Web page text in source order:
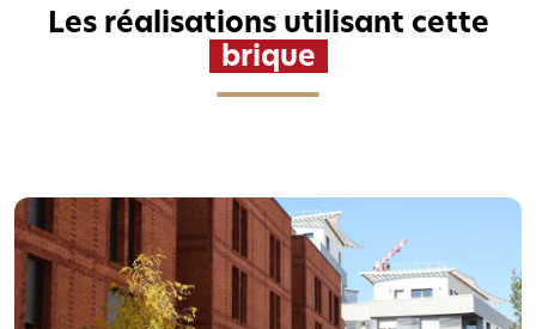
Les réalisations utilisant cette
brique